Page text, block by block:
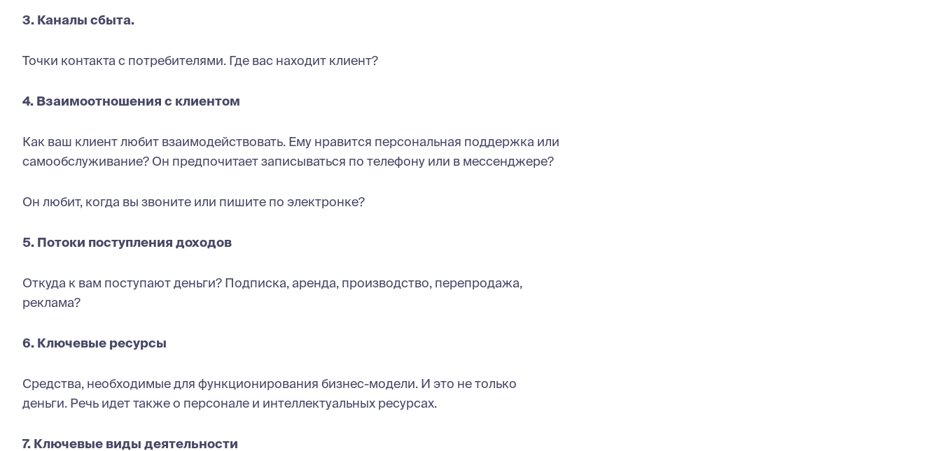
3. Каналы сбыта.
Точки контакта с потребителями. Где вас находит клиент?
4. Взаимоотношения с клиентом
Как ваш клиент любит взаимодействовать. Ему нравится персональная поддержка или
самообслуживание? Он предпочитает записываться по телефону или в мессенджере?
Он любит, когда вы звоните или пишите по электронке?
5. Потоки поступления доходов
Откуда к вам поступают деньги? Подписка, аренда, производство, перепродажа,
реклама?
6. Ключевые ресурсы
Средства, необходимые для функционирования бизнес-модели. И это не только
деньги. Речь идет также о персонале и интеллектуальных ресурсах.
7. Ключевые виды деятельности